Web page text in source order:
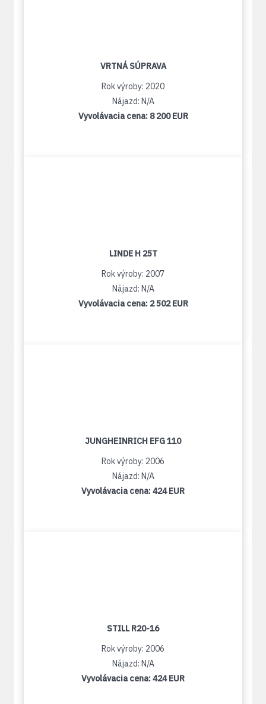
VRTNÁ SÚPRAVA
Rok výroby: 2020
Nájazd: N/A
Vyvolávacia cena: 8 200 EUR
LINDE H 25T
Rok výroby: 2007
Nájazd: N/A
Vyvolávacia cena: 2 502 EUR
JUNGHEINRICH EFG 110
Rok výroby: 2006
Nájazd: N/A
Vyvolávacia cena:424 EUR
STILL R20-16
Rok výroby: 2006
Nájazd: N/A
Vyvolávacia cena:424 EUR